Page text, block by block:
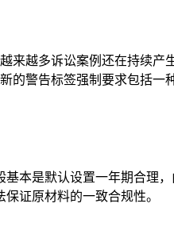
来越多诉讼案例还在持续
的警告标签强制要求包括一
本是默认设置一年期合理
证原材料的一致合规性。